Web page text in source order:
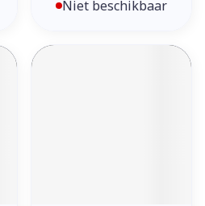
Niet beschikbaar